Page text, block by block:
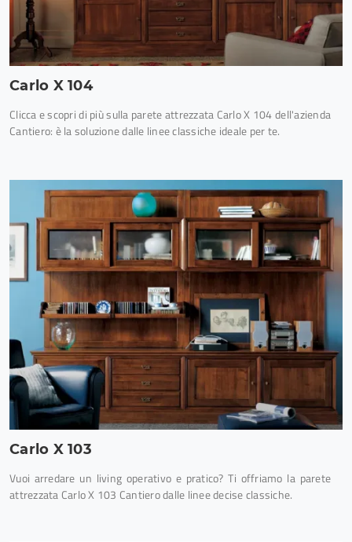
Carlo X 104
Clicca e scopri di più sulla parete attrezzata Carlo X 104 dell'azienda
Cantiero: è la soluzione dalle linee classiche ideale per te.
Carlo X 103
Vuoi arredare un living operativo e pratico? Ti offriamo la parete
attrezzata Carlo X 103 Cantiero dalle linee decise classiche.